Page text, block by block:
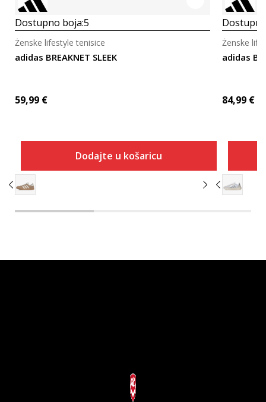
Dostupno boja:5
adidas BREAKNET SLEEK
Ženske lifestyle tenisice
59,99 €
Dodajte u košaricu
adidas
Ženske
84,99 €